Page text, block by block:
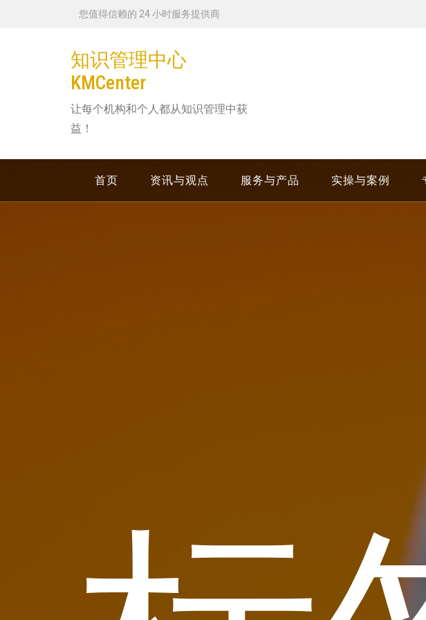
您值得信赖的 24 小时服务提供商
知识管理中心
KMCenter
让每个机构和个人都从知识管理中获
益！
首页 资讯与观点 服务与产品 实操与案例